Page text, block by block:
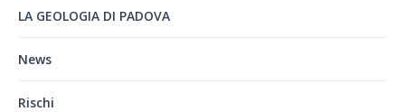
LA GEOLOGIA DI PADOVA
News
Rischi